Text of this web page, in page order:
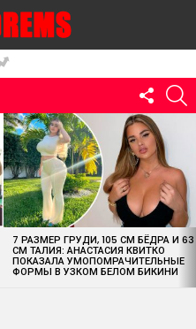
US
7 РАЗМЕР ГРУДИ, 105 СМ БЁДРА И 63
СМ ТАЛИЯ: АНАСТАСИЯ КВИТКО
ПОКАЗАЛА УМОПОМРАЧИТЕЛЬНЫЕ
ФОРМЫ В УЗКОМ БЕЛОМ БИКИНИ